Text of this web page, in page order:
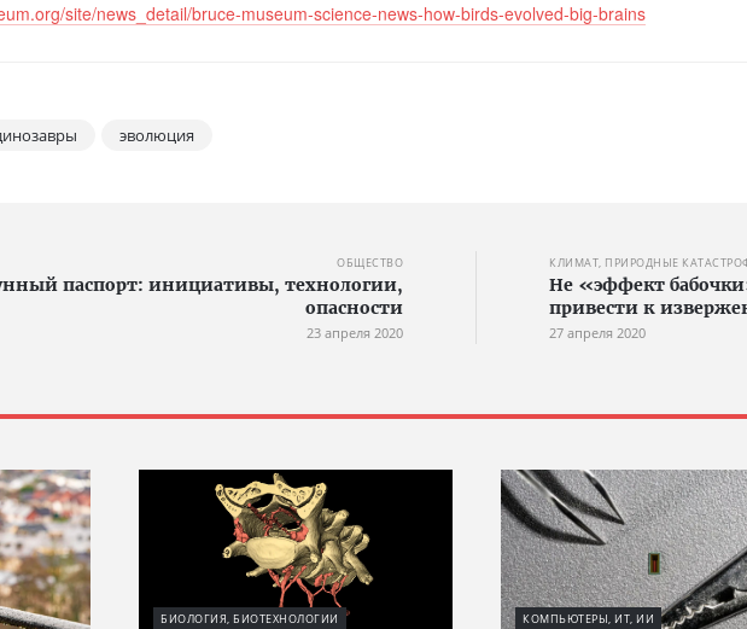
site/news_detail/bruce-museum-science-news-how-birds-evolved-big-brains
эволюция
ОБЩЕСТВО
паспорт: инициативы, технологии,
опасности
23 апреля 2020
КЛИМАТ, ПРИРОДНЫЕ
Не «эффект
привести к
27 апреля 2020
БИОЛОГИЯ, БИОТЕХНОЛОГИИ КОМПЬЮТЕРЫ, ИТ, ИИ